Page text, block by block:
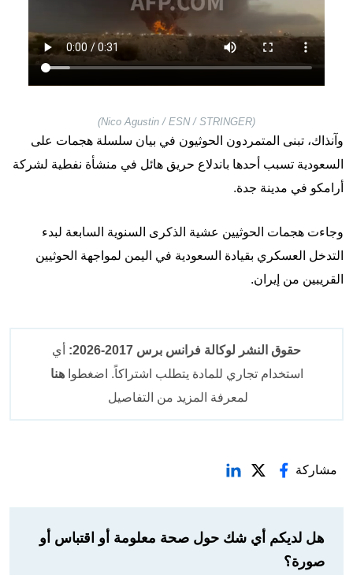
(Nico Agustin / ESN / STRINGER)
وآنذاك، تبنى المتمردون الحوثيون في بيان سلسلة هجمات على
السعودية تسبب أحدها باندلاع حريق هائل في منشأة نفطية لشركة
أرامكو في مدينة جدة.
وجاءت هجمات الحوثيين عشية الذكرى السنوية السابعة لبدء
التدخل العسكري بقيادة السعودية في اليمن لمواجهة الحوثيين
القريبين من إيران.
حقوق النشر لوكالة فرانس برس 2017-2026:
أي
استخدام تجاري للمادة يتطلب اشتراكاً. اضغطواهنا
لمعرفة المزيد من التفاصيل
مشاركة
هل لديكم أي شك حول صحة معلومة أو اقتباس أو
صورة؟